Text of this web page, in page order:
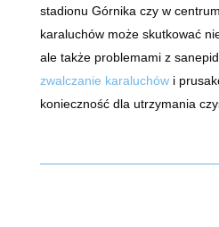
stadionu Górnika czy w
karaluchów może skutkować
ale także problemami z
zwalczanie karaluchówi
konieczność dla utrzymania